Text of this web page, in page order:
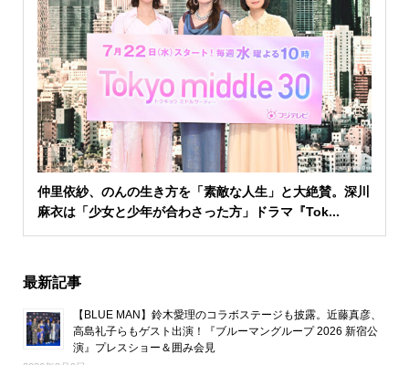
仲里依紗、のんの生き方を「素敵な人生」と大絶賛。深川
麻衣は「少女と少年が合わさった方」ドラマ『Tok...
最新記事
【BLUE MAN】鈴木愛理のコラボステージも披露。近藤真彦、
高島礼子らもゲスト出演！『ブルーマングループ 2026 新宿公
演』プレスショー＆囲み会見